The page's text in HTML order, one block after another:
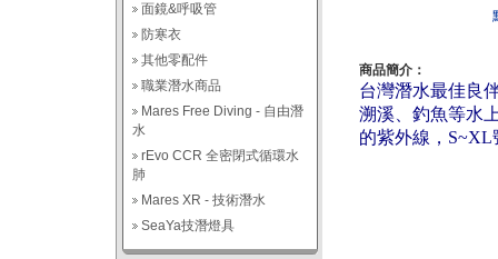
面鏡&呼吸管
防寒衣
其他零配件
職業潛水商品
Mares Free Diving - 自由潛
水
rEvo CCR 全密閉式循環水
肺
Mares XR - 技術潛水
SeaYa技潛燈具
商品簡介：
台灣潛水最佳良
溯溪、釣魚等水
的紫外線， S~XL